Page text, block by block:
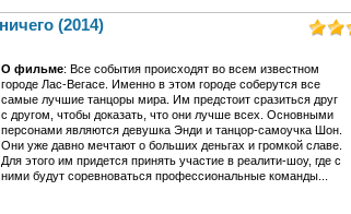
(2014)
О фильме: Все события происходят во всем известном
городе Лас-Вегасе. Именно в этом городе соберутся все
самые лучшие танцоры мира. Им предстоит сразиться друг
с другом, чтобы доказать, что они лучше всех. Основными
персонами являются девушка Энди и танцор-самоучка Шон.
Они уже давно мечтают о больших деньгах и громкой славе.
Для этого им придется принять участие в реалити-шоу, где с
ними будут соревноваться профессиональные команды...